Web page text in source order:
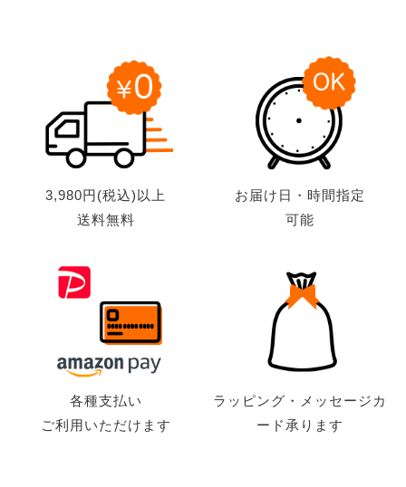
3,980円(税込)以上
送料無料
お届け日・時間指定
可能
各種支払い
ご利用いただけます
ラッピング・メッセージカ
ード承ります